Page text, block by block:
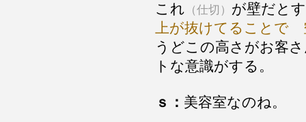
これ （仕切） が壁だと
上が抜けてることで
うどこの高さがお客
トな意識がする。
ｓ： 美容室なのね。